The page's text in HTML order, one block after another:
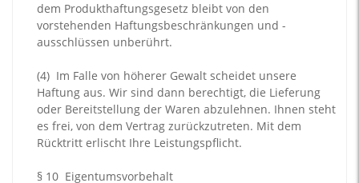
dem Produkthaftungsgesetz bleibt von den
vorstehenden Haftungsbeschränkungen und -
ausschlüssen unberührt.
(4) Im Falle von höherer Gewalt scheidet unsere
Haftung aus. Wir sind dann berechtigt, die Lieferung
oder Bereitstellung der Waren abzulehnen. Ihnen steht
es frei, von dem Vertrag zurückzutreten. Mit dem
Rücktritt erlischt Ihre Leistungspflicht.
§ 10 Eigentumsvorbehalt